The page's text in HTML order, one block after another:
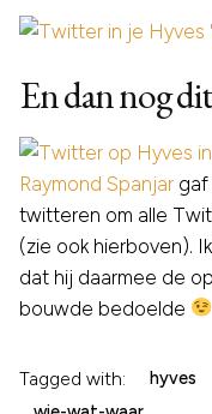
En dan nog
Raymond Spanjar gaf
twitteren om alle
(zie ook hierboven).
dat hij daarmee de
bouwde bedoelde
Tagged with: hyves